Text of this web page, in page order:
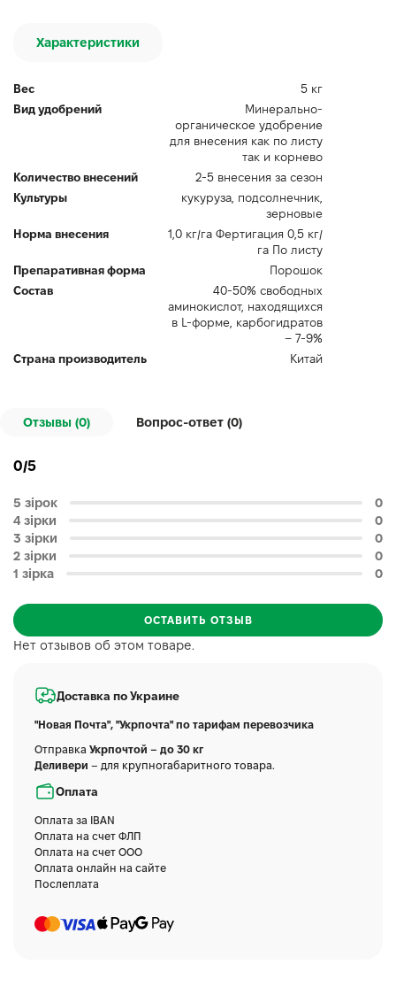
Характеристики
Вес
5 кг
Вид удобрений
Минерально-
органическое удобрение
для внесения как по листу
так и корнево
Количество внесений
2-5 внесения за сезон
Культуры
кукуруза, подсолнечник,
зерновые
Норма внесения
1,0 кг/га Фертигация 0,5 кг/
га По листу
Препаративная форма
Порошок
Состав
40-50% свободных
аминокислот, находящихся
в L-форме, карбогидратов
– 7-9%
Страна производитель
Китай
Отзывы (0) Вопрос-ответ (0)
Нет отзывов об этом товаре.
0/5
5 зірок
0
4 зірки
0
3 зірки
0
2 зірки
0
1 зірка
0
ОСТАВИТЬ ОТЗЫВ
Доставка по Украине
"Новая Почта", "Укрпочта" по тарифам перевозчика
Отправка Укрпочтой – до 30 кг
Деливери – для крупногабаритного товара.
Оплата
Оплата за IBAN
Оплата на счет ФЛП
Оплата на счет ООО
Оплата онлайн на сайте
Послеплата